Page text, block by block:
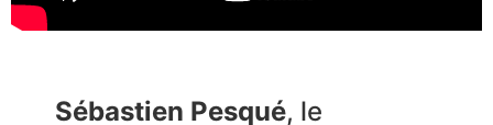
Sébastien Pesqué, le